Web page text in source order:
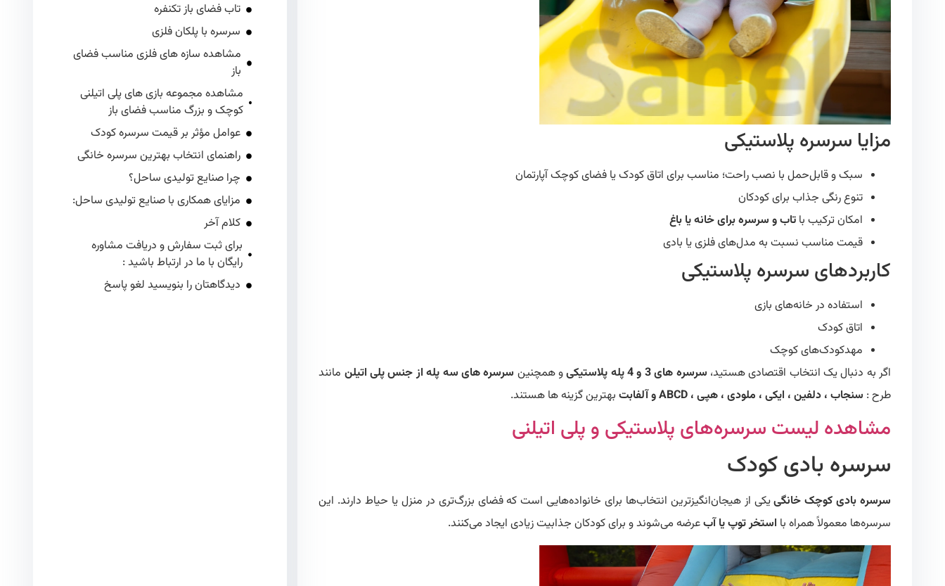
مزایا سرسره پلاستیکی
سبک و قابل‌حمل با نصب راحت؛ مناسب برای اتاق کودک یا فضای کوچک آپارتمان
تنوع رنگی جذاب برای کودکان
امکان ترکیب با تاب و سرسره برای خانه یا باغ
قیمت مناسب نسبت به مدل‌های فلزی یا بادی
کاربردهای سرسره پلاستیکی
استفاده در خانه‌های بازی
اتاق کودک
مهدکودک‌های کوچک
اگر به دنبال یک انتخاب اقتصادی هستید، سرسره های 3 و 4 پله پلاستیکی و همچنین سرسره های سه پله از جنس پلی اتیلن مانند
طرح : سنجاب ، دلفین ، ایکی ، ملودی ، هپی ، ABCD و آلفابت بهترین گزینه ها هستند.
مشاهده لیست سرسره‌های پلاستیکی و پلی اتیلنی
سرسره بادی کودک
سرسره بادی کوچک خانگییکی از هیجان‌انگیزترین انتخاب‌ها برای خانواده‌هایی است که فضای بزرگ‌تری در منزل یا حیاط دارند. این
سرسره‌ها معمولاً همراه با استخر توپ یا آبعرضه می‌شوند و برای کودکان جذابیت زیادی ایجاد می‌کنند.
تاب فضای باز تکنفره
سرسره با پلکان فلزی
مشاهده سازه های فلزی مناسب فضای
باز
مشاهده مجموعه بازی های پلی اتیلنی
کوچک و بزرگ مناسب فضای باز
عوامل مؤثر بر قیمت سرسره کودک
راهنمای انتخاب بهترین سرسره خانگی
چرا صنایع تولیدی ساحل؟
مزایای همکاری با صنایع تولیدی ساحل:
کلام آخر
برای ثبت سفارش و دریافت مشاوره
رایگان با ما در ارتباط باشید :
دیدگاهتان را بنویسید لغو پاسخ